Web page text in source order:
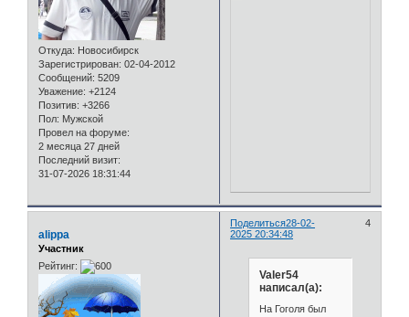
Откуда: Новосибирск
Зарегистрирован: 02-04-2012
Сообщений: 5209
Уважение: +2124
Позитив: +3266
Пол: Мужской
Провел на форуме:
2 месяца 27 дней
Последний визит:
31-07-2026 18:31:44
Поделиться 4
28-02-
2025 20:34:48
alippa
Участник
Рейтинг:
Valer54
написал(а):
На Гоголя был